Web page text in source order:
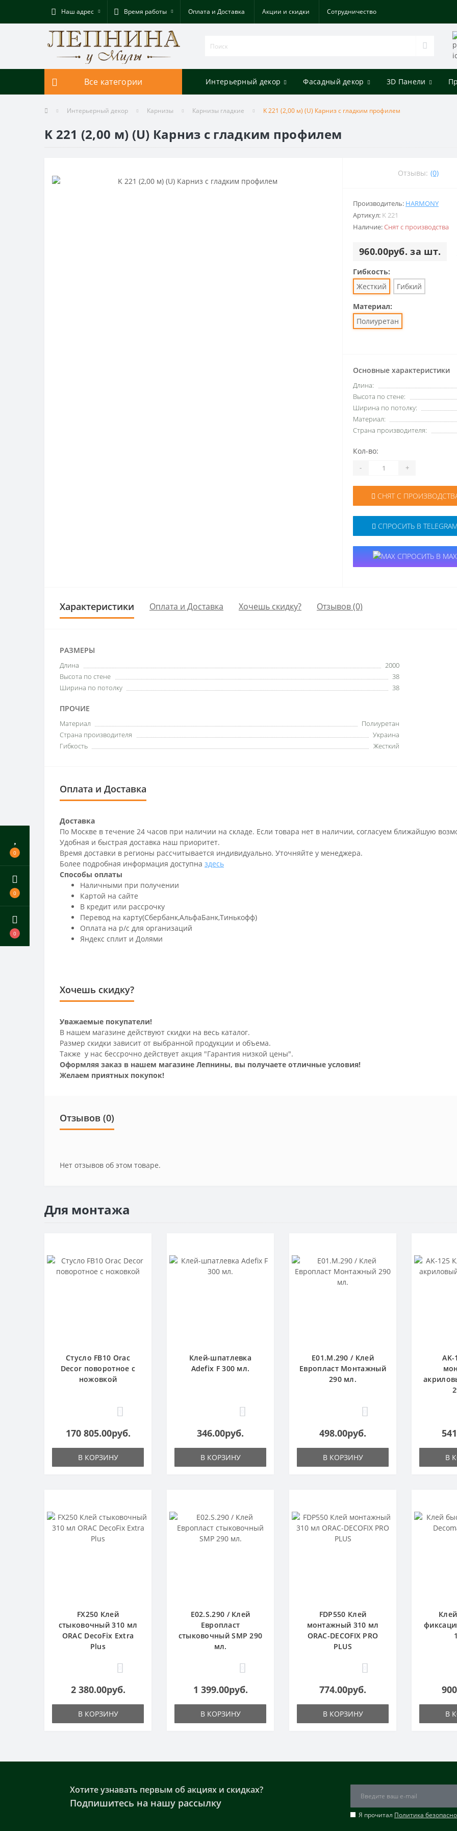
0
0
0
Наш адрес Время работы Оплата и Доставка Акции и скидки Cотрудничество
Все категории Интерьерный декор Фасадный декор 3D Панели
Интерьерный декор Карнизы Карнизы гладкие K 221 (2,00 м) (U) Карниз с гладким профилем
K 221 (2,00 м) (U) Карниз с гладким профилем
Отзывы: (0)
Производитель: HARMONY
Артикул: K 221
Наличие:Снят с производства
960.00руб. за шт.
Гибкость:
Жесткий
Гибкий
Материал:
Полиуретан
Основные характеристики
Длина:
Высота по стене:
Ширина по потолку:
Материал:
Страна производителя:
Кол-во:
- +
СНЯТ С
СПРОСИТЬ В TELEGRAM
СПРОСИТЬ В MAX
Характеристики Оплата и Доставка Хочешь скидку? Отзывов (0)
РАЗМЕРЫ
Длина
2000
Высота по стене
38
Ширина по потолку
38
ПРОЧИЕ
Материал
Полиуретан
Страна производителя
Украина
Гибкость
Жесткий
Оплата и Доставка
Доставка
По Москве в течение 24 часов при наличии на складе. Если товара нет в наличии, согласуем ближайшую
Удобная и быстрая доставка наш приоритет.
Время доставки в регионы рассчитывается индивидуально. Уточняйте у менеджера.
Более подробная информация доступна здесь
Способы оплаты
Наличными при получении
Картой на сайте
В кредит или рассрочку
Перевод на карту(Сбербанк,АльфаБанк,Тинькофф)
Оплата на р/c для организаций
Яндекс сплит и Долями
Хочешь скидку?
Уважаемые покупатели!
В нашем магазине действуют скидки на весь каталог.
Размер скидки зависит от выбранной продукции и объема.
Также у нас бессрочно действует акция "Гарантия низкой цены".
Оформляя заказ в нашем магазине Лепнины, вы получаете отличные условия!
Желаем приятных покупок!
Отзывов (0)
Нет отзывов об этом товаре.
Для монтажа
Стусло FB10 Orac
Decor поворотное с
ножовкой
170 805.00руб.
В КОРЗИНУ
Клей-шпатлевка
Adefix F 300 мл.
346.00руб.
В КОРЗИНУ
E01.M.290 / Клей
Европласт Монтажный
290 мл.
498.00руб.
В КОРЗИНУ В
FX250 Клей
стыковочный 310 мл
ORAC DecoFix Extra
Plus
2 380.00руб.
В КОРЗИНУ
E02.S.290 / Клей
Европласт
стыковочный SMP 290
мл.
1 399.00руб.
В КОРЗИНУ
FDP550 Клей
монтажный 310 мл
ORAC-DECOFIX PRO
PLUS
774.00руб.
В КОРЗИНУ В
Хотите узнавать первым об акциях и скидках?
Подпишитесь на нашу рассылку
Я прочитал Политика